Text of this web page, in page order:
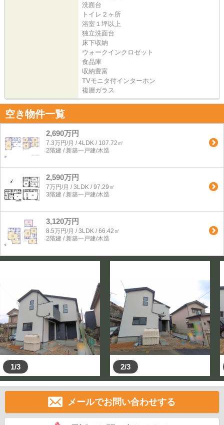
洗面台
トイレ２ヶ所
浴室１坪以上
独立洗面台
床下収納
ウォークインクロゼット
食品庫
収納豊富
TVモニタ付インターホン
複層ガラス
空き物件一覧
2,690万円
7.3万円/月 / 4LDK / 107.72㎡
2階建 / 新築一戸建/木造
2,590万円
7万円/月 / 3LDK / 97.29㎡
3階建 / 新築一戸建/木造
3,120万円
8.5万円/月 / 3LDK / 66.42㎡
2階建 / 新築一戸建/木造
1/3 2/3
メールでお問い合わせする